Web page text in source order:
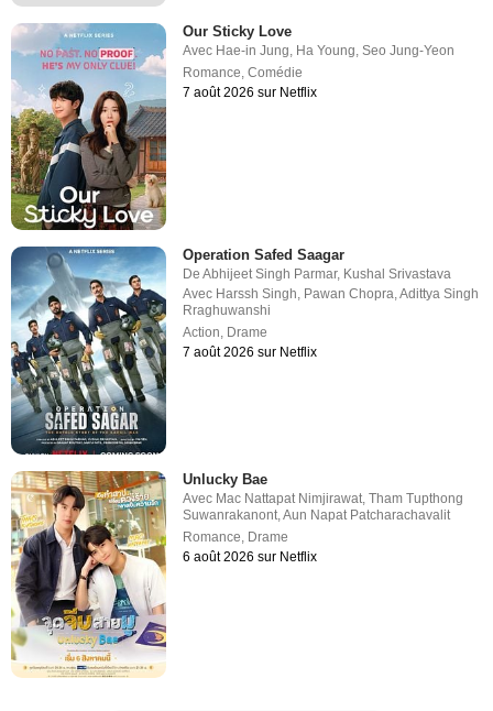
Our Sticky Love
Avec Hae-in Jung, Ha Young,Seo Jung-Yeon
Romance,Comédie
7 août 2026 sur Netflix
Operation Safed Saagar
DeAbhijeet Singh Parmar, Kushal Srivastava
Avec Harssh Singh, Pawan Chopra,Adittya Singh
Rraghuwanshi
Action, Drame
7 août 2026 sur Netflix
Unlucky Bae
Avec Mac Nattapat Nimjirawat ,Tham Tupthong
Suwanrakanont ,Aun Napat Patcharachavalit
Romance Drame
6 août 2026 sur Netflix